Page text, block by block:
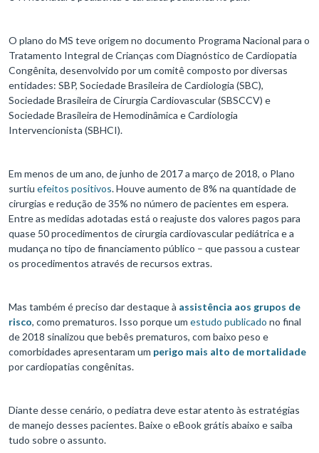
O plano do MS teve origem no documento Programa Nacional para o
Tratamento Integral de Crianças com Diagnóstico de Cardiopatia
Congênita, desenvolvido por um comitê composto por diversas
entidades: SBP, Sociedade Brasileira de Cardiologia (SBC),
Sociedade Brasileira de Cirurgia Cardiovascular (SBSCCV) e
Sociedade Brasileira de Hemodinâmica e Cardiologia
Intervencionista (SBHCI).
Em menos de um ano, de junho de 2017 a março de 2018, o Plano
surtiu efeitos positivos. Houve aumento de 8% na quantidade de
cirurgias e redução de 35% no número de pacientes em espera.
Entre as medidas adotadas está o reajuste dos valores pagos para
quase 50 procedimentos de cirurgia cardiovascular pediátrica e a
mudança no tipo de financiamento público – que passou a custear
os procedimentos através de recursos extras.
Mas também é preciso dar destaque à assistência aos grupos de
risco, como prematuros. Isso porque um estudo publicado no final
de 2018 sinalizou que bebês prematuros, com baixo peso e
comorbidades apresentaram um perigo mais alto de mortalidade
por cardiopatias congênitas.
Diante desse cenário, o pediatra deve estar atento às estratégias
de manejo desses pacientes. Baixe o eBook grátis abaixo e saiba
tudo sobre o assunto.